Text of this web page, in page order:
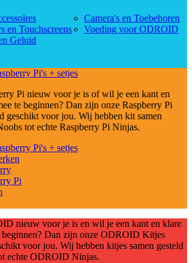
en Touchscreens
Geluid
Camera's en Toebehoren
Voeding voor ODROID
Pi's + setjes
Pi nieuw voor je is of wil je een kant en
te beginnen? Dan zijn onze Raspberry Pi
geschikt voor jou. Wij hebben kit samen
tot echte Raspberry Pi Ninjas.
Pi's + setjes
Pi
nieuw voor je is en wil je een kant en klare
beginnen? Dan zijn onze ODROID Kitjes
voor jou. Wij hebben kitjes samen gesteld
echte ODROID Ninjas.